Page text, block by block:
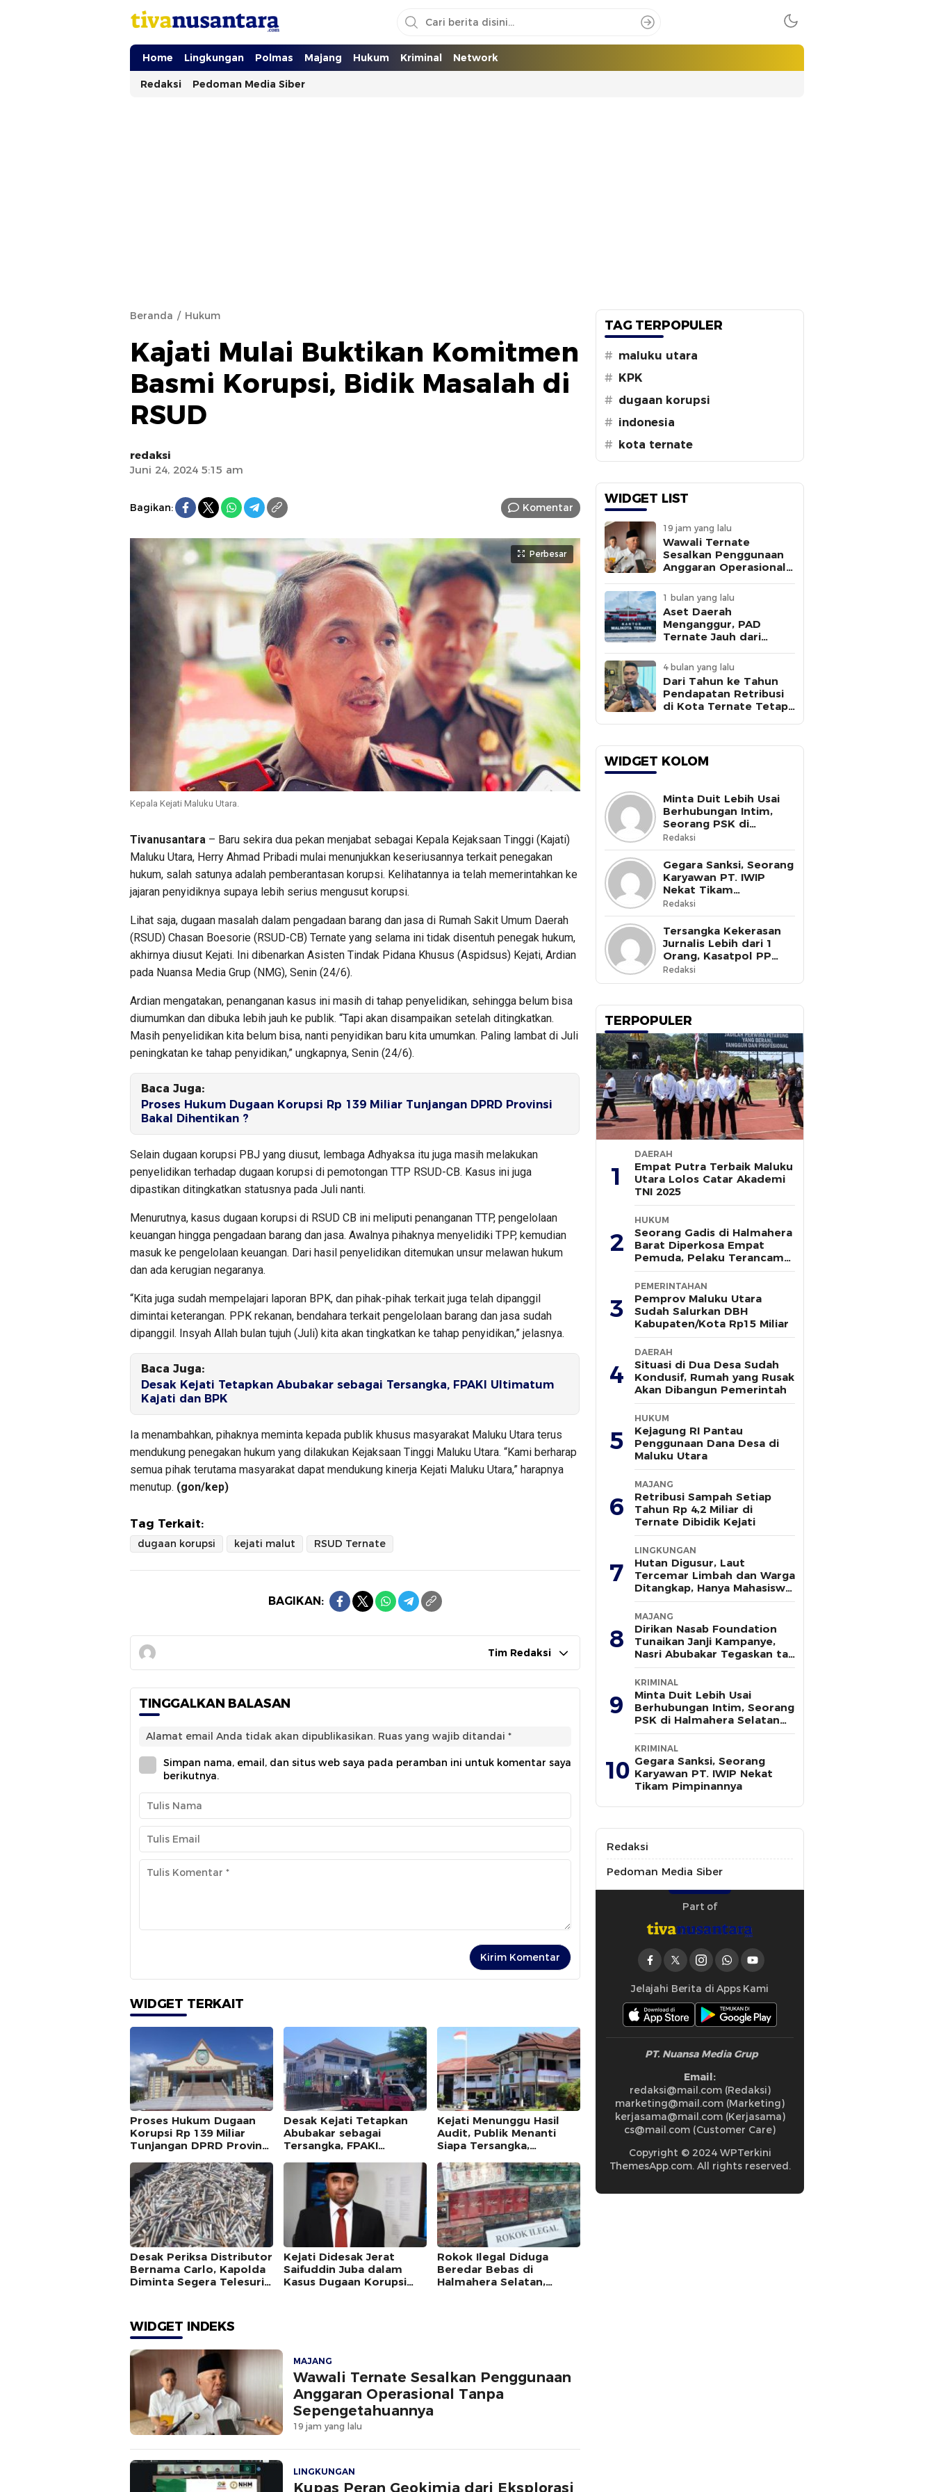
tivanusantara.com
Berita Nusantara
Home Lingkungan Polmas Majang Hukum Kriminal Network
Redaksi Pedoman Media Siber
Beranda Hukum
Kajati Mulai Buktikan Komitmen
Basmi Korupsi, Bidik Masalah di
RSUD
redaksi
Juni 24, 2024 5:15 am
Bagikan: Komentar
Perbesar
Kepala Kejati Maluku Utara.
Tivanusantara – Baru sekira dua pekan menjabat sebagai Kepala Kejaksaan Tinggi (Kajati)
Maluku Utara, Herry Ahmad Pribadi mulai menunjukkan keseriusannya terkait penegakan
hukum, salah satunya adalah pemberantasan korupsi. Kelihatannya ia telah memerintahkan ke
jajaran penyidiknya supaya lebih serius mengusut korupsi.
Lihat saja, dugaan masalah dalam pengadaan barang dan jasa di Rumah Sakit Umum Daerah
(RSUD) Chasan Boesorie (RSUD-CB) Ternate yang selama ini tidak disentuh penegak hukum,
akhirnya diusut Kejati. Ini dibenarkan Asisten Tindak Pidana Khusus (Aspidsus) Kejati, Ardian
pada Nuansa Media Grup (NMG), Senin (24/6).
Ardian mengatakan, penanganan kasus ini masih di tahap penyelidikan, sehingga belum bisa
diumumkan dan dibuka lebih jauh ke publik. “Tapi akan disampaikan setelah ditingkatkan.
Masih penyelidikan kita belum bisa, nanti penyidikan baru kita umumkan. Paling lambat di Juli
peningkatan ke tahap penyidikan,” ungkapnya, Senin (24/6).
Baca Juga:
Proses Hukum Dugaan Korupsi Rp 139 Miliar Tunjangan DPRD Provinsi
Bakal Dihentikan ?
Selain dugaan korupsi PBJ yang diusut, lembaga Adhyaksa itu juga masih melakukan
penyelidikan terhadap dugaan korupsi di pemotongan TTP RSUD-CB. Kasus ini juga
dipastikan ditingkatkan statusnya pada Juli nanti.
Menurutnya, kasus dugaan korupsi di RSUD CB ini meliputi penanganan TTP, pengelolaan
keuangan hingga pengadaan barang dan jasa. Awalnya pihaknya menyelidiki TPP, kemudian
masuk ke pengelolaan keuangan. Dari hasil penyelidikan ditemukan unsur melawan hukum
dan ada kerugian negaranya.
“Kita juga sudah mempelajari laporan BPK, dan pihak-pihak terkait juga telah dipanggil
dimintai keterangan. PPK rekanan, bendahara terkait pengelolaan barang dan jasa sudah
dipanggil. Insyah Allah bulan tujuh (Juli) kita akan tingkatkan ke tahap penyidikan,” jelasnya.
Baca Juga:
Desak Kejati Tetapkan Abubakar sebagai Tersangka, FPAKI Ultimatum
Kajati dan BPK
Ia menambahkan, pihaknya meminta kepada publik khusus masyarakat Maluku Utara terus
mendukung penegakan hukum yang dilakukan Kejaksaan Tinggi Maluku Utara. “Kami berharap
semua pihak terutama masyarakat dapat mendukung kinerja Kejati Maluku Utara,” harapnya
menutup. (gon/kep)
Tag Terkait:
dugaan korupsi kejati malut RSUD Ternate
BAGIKAN:
Tim Redaksi
TINGGALKAN BALASAN
Alamat email Anda tidak akan dipublikasikan. Ruas yang wajib ditandai *
Simpan nama, email, dan situs web saya pada peramban ini untuk komentar saya
berikutnya.
WIDGET TERKAIT
Proses Hukum Dugaan
Korupsi Rp 139 Miliar
Tunjangan DPRD Provinsi
Desak Kejati Tetapkan
Abubakar sebagai
Tersangka, FPAKI
Kejati Menunggu Hasil
Audit, Publik Menanti
Siapa Tersangka,
Sudah Diperiksa
Desak Periksa Distributor
Bernama Carlo, Kapolda
Diminta Segera Telesuri
Kejati Didesak Jerat
Saifuddin Juba dalam
Kasus Dugaan Korupsi
Rokok Ilegal Diduga
Beredar Bebas di
Halmahera Selatan,
WIDGET INDEKS
MAJANG
Wawali Ternate Sesalkan Penggunaan
Anggaran Operasional Tanpa
Sepengetahuannya
19 jam yang lalu
LINGKUNGAN
Kupas Peran Geokimia dari Eksplorasi
TAG TERPOPULER
# maluku utara
# KPK
# dugaan korupsi
# indonesia
# kota ternate
WIDGET LIST
19 jam yang lalu
Wawali Ternate
Sesalkan Penggunaan
Anggaran Operasional
Sepengetahuannya
1 bulan yang lalu
Aset Daerah
Menganggur, PAD
Ternate Jauh dari
4 bulan yang lalu
Dari Tahun ke Tahun
Pendapatan Retribusi
di Kota Ternate Tetap
WIDGET KOLOM
Minta Duit Lebih Usai
Berhubungan Intim,
Seorang PSK di
Halmahera Selatan
Tewas Ditusuk
Redaksi
Gegara Sanksi, Seorang
Karyawan PT. IWIP
Nekat Tikam
Pimpinannya
Redaksi
Tersangka Kekerasan
Jurnalis Lebih dari 1
Orang, Kasatpol PP
Ternate Masih Mangkir
Redaksi
TERPOPULER
1
DAERAH
Empat Putra Terbaik Maluku
Utara Lolos Catar Akademi
TNI 2025
2
HUKUM
Seorang Gadis di Halmahera
Barat Diperkosa Empat
Pemuda, Pelaku Terancam
15 Tahun Penjara
3
PEMERINTAHAN
Pemprov Maluku Utara
Sudah Salurkan DBH
Kabupaten/Kota Rp15 Miliar
4
DAERAH
Situasi di Dua Desa Sudah
Kondusif, Rumah yang Rusak
Akan Dibangun Pemerintah
5
HUKUM
Kejagung RI Pantau
Penggunaan Dana Desa di
Maluku Utara
6
MAJANG
Retribusi Sampah Setiap
Tahun Rp 4,2 Miliar di
Ternate Dibidik Kejati
7
LINGKUNGAN
Hutan Digusur, Laut
Tercemar Limbah dan Warga
Ditangkap, Hanya Mahasiswa
yang Bersuara
8
MAJANG
Dirikan Nasab Foundation
Tunaikan Janji Kampanye,
Nasri Abubakar Tegaskan tak
Ada Kepentingan Politik
9
KRIMINAL
Minta Duit Lebih Usai
Berhubungan Intim, Seorang
PSK di Halmahera Selatan
Tewas Ditusuk
10
KRIMINAL
Gegara Sanksi, Seorang
Karyawan PT. IWIP Nekat
Tikam Pimpinannya
Redaksi
Pedoman Media Siber
Part of
Jelajahi Berita di Apps Kami
PT. Nuansa Media Grup
Email:
redaksi@mail.com (Redaksi)
marketing@mail.com (Marketing)
kerjasama@mail.com (Kerjasama)
cs@mail.com (Customer Care)
Copyright © 2024 WPTerkini
ThemesApp.com. All rights reserved.